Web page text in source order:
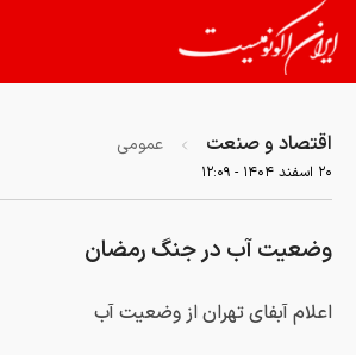
اقتصاد و صنعت عمومی
۲۰ اسفند ۱۴۰۴ - ۱۲:۰۹
وضعیت آب در جنگ رمضان
اعلام آبفای تهران از وضعیت آب